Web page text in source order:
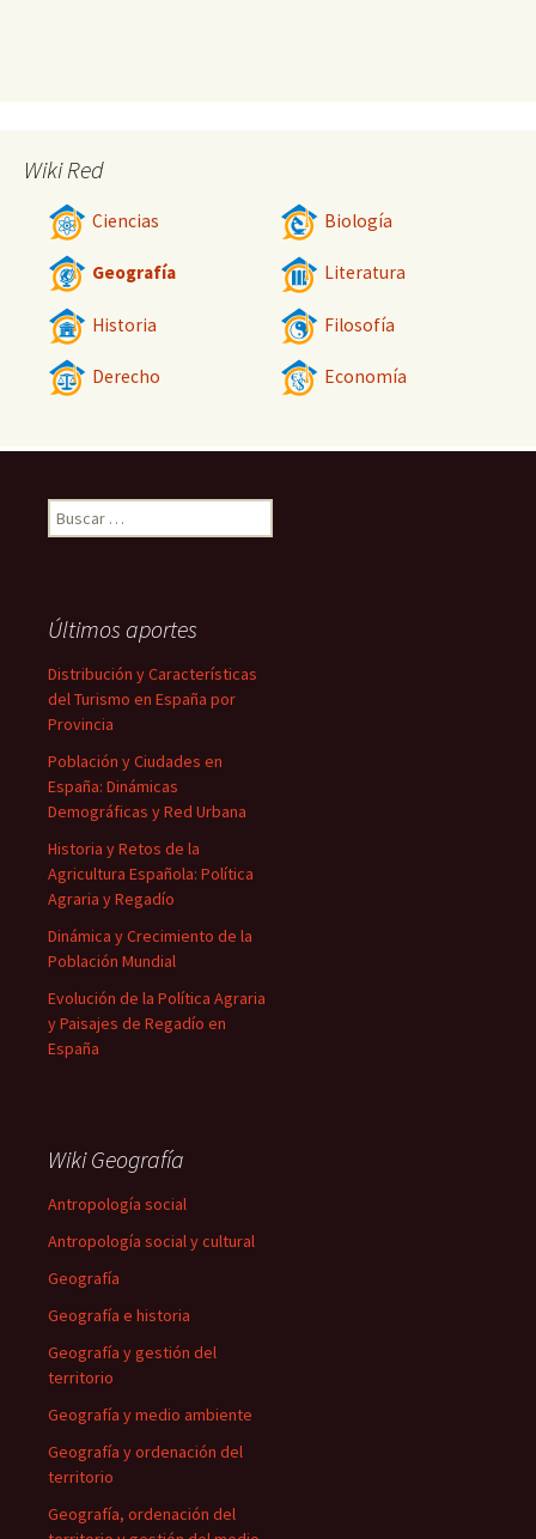
Wiki Red
Ciencias Biología
Geografía Literatura
Historia Filosofía
Derecho Economía
Buscar:
Últimos aportes
Distribución y Características
del Turismo en España por
Provincia
Población y Ciudades en
España: Dinámicas
Demográficas y Red Urbana
Historia y Retos de la
Agricultura Española: Política
Agraria y Regadío
Dinámica y Crecimiento de la
Población Mundial
Evolución de la Política Agraria
y Paisajes de Regadío en
España
Wiki Geografía
Antropología social
Antropología social y cultural
Geografía
Geografía e historia
Geografía y gestión del
territorio
Geografía y medio ambiente
Geografía y ordenación del
territorio
Geografía, ordenación del